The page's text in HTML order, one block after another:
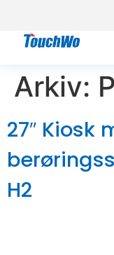
Arkiv:
27″ Kiosk
H2